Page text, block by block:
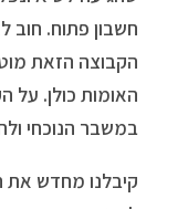
חשבון פתוח. חוב
הקבוצה הזאת
האומות כולן. על
במשבר הנוכחי
קיבלנו מחדש